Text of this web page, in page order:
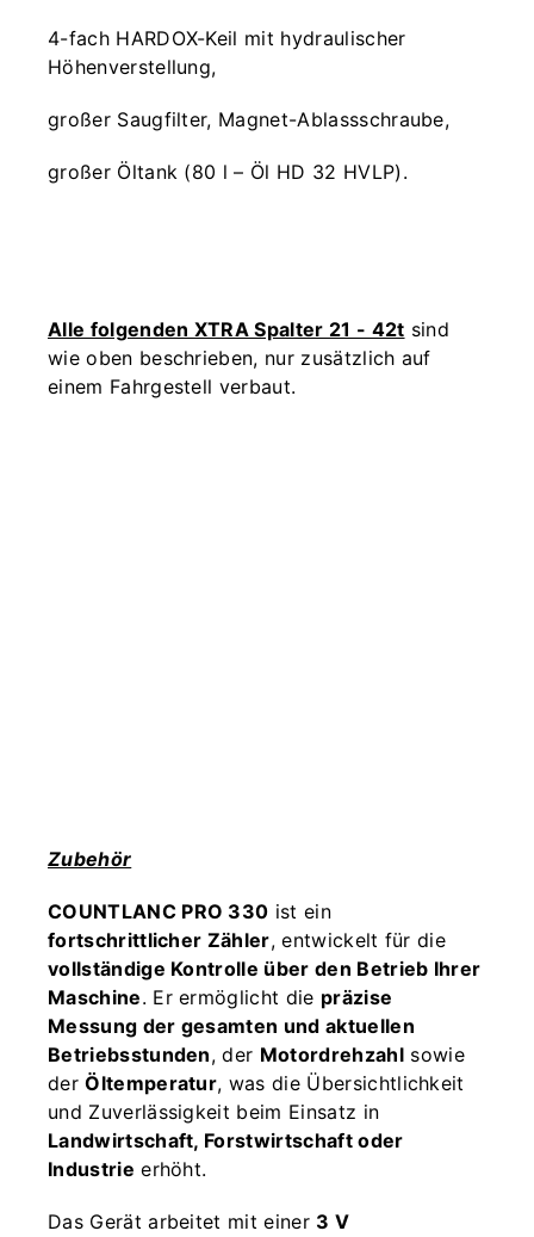
4-fach HARDOX-Keil mit hydraulischer
Höhenverstellung,
großer Saugfilter, Magnet-Ablassschraube,
großer Öltank (80 l – Öl HD 32 HVLP).
Alle folgenden XTRA Spalter 21 - 42t sind
wie oben beschrieben, nur zusätzlich auf
einem Fahrgestell verbaut.
Zubehör
COUNTLANC PRO 330 ist ein
fortschrittlicher Zähler, entwickelt für die
vollständige Kontrolle über den Betrieb Ihrer
Maschine. Er ermöglicht die präzise
Messung der gesamten und aktuellen
Betriebsstunden, der Motordrehzahlsowie
derÖltemperatur, was die Übersichtlichkeit
und Zuverlässigkeit beim Einsatz in
Landwirtschaft, Forstwirtschaft oder
Industrie erhöht.
Das Gerät arbeitet mit einer 3 V